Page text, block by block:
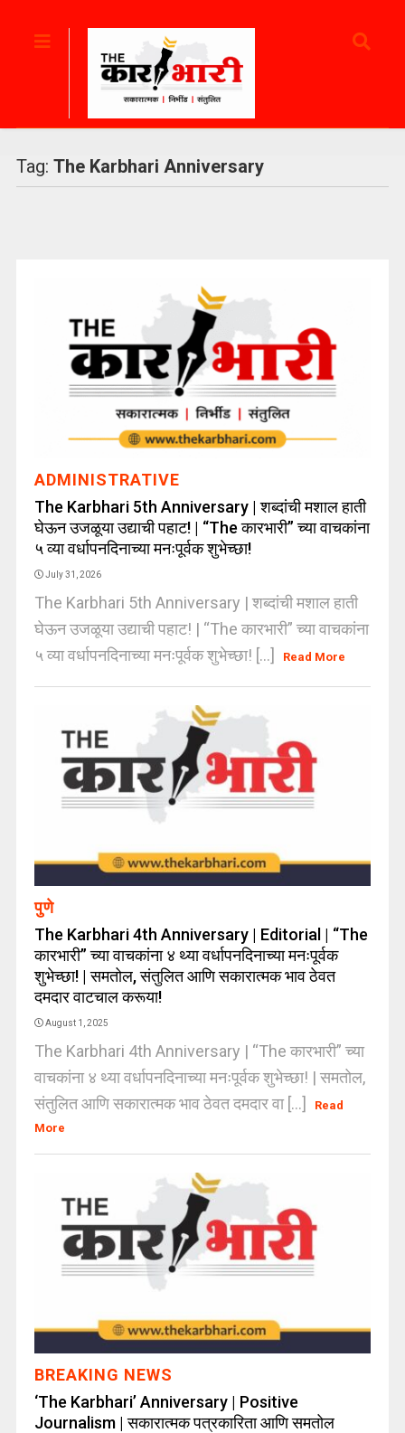
Tag: The Karbhari Anniversary
ADMINISTRATIVE
The Karbhari 5th Anniversary | शब्दांची मशाल हाती
घेऊन उजळूया उद्याची पहाट! | “The कारभारी” च्या वाचकांना
५ व्या वर्धापनदिनाच्या मनःपूर्वक शुभेच्छा!
July 31, 2026
The Karbhari 5th Anniversary | शब्दांची मशाल हाती
घेऊन उजळूया उद्याची पहाट! | “The कारभारी” च्या वाचकांना
५ व्या वर्धापनदिनाच्या मनःपूर्वक शुभेच्छा! [...]
Read More
पुणे
The Karbhari 4th Anniversary | Editorial | “The
कारभारी” च्या वाचकांना ४ थ्या वर्धापनदिनाच्या मनःपूर्वक
शुभेच्छा! | समतोल, संतुलित आणि सकारात्मक भाव ठेवत
दमदार वाटचाल करूया!
August 1, 2025
The Karbhari 4th Anniversary | “The कारभारी” च्या
वाचकांना ४ थ्या वर्धापनदिनाच्या मनःपूर्वक शुभेच्छा! | समतोल,
संतुलित आणि सकारात्मक भाव ठेवत दमदार वा [...]
Read
More
BREAKING NEWS
‘The Karbhari’ Anniversary | Positive
Journalism | सकारात्मक पत्रकारिता आणि समतोल